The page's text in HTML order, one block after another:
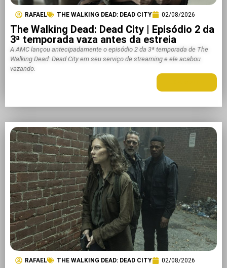
RAFAEL THE WALKING DEAD: DEAD CITY 02/08/2026
The Walking Dead: Dead City | Episódio 2 da
3ª temporada vaza antes da estreia
A AMC lançou antecipadamente o episódio 2 da 3ª temporada de The
Walking Dead: Dead City em seu serviço de streaming e ele acabou
vazando.
RAFAEL THE WALKING DEAD: DEAD CITY 02/08/2026